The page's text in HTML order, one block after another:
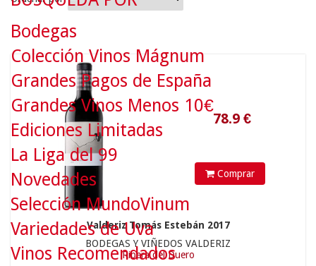
78.9
Comprar
Valderiz Tomás Estebán 2017
BODEGAS Y VIÑEDOS VALDERIZ
Ribera del Duero
Bodegas
Colección Vinos Mágnum
Grandes Pagos de España
Grandes Vinos Menos 10€
Ediciones Limitadas
La Liga del 99
Novedades
Selección MundoVinum
Variedades de Uva
Vinos Recomendados